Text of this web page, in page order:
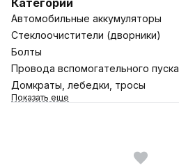
Автомобильные аккумуляторы
Стеклоочистители (дворники)
Болты
Провода вспомогательного пуска
Домкраты, лебедки, тросы
Показать еще